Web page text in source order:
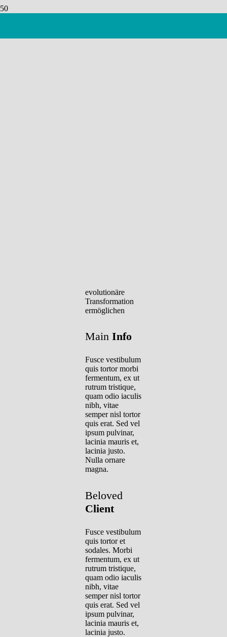
evolutionäre
Transformation
ermöglichen
Main Info
Fusce vestibulum
quis tortor morbi
fermentum, ex ut
rutrum tristique,
quam odio iaculis
nibh, vitae
semper nisl tortor
quis erat. Sed vel
ipsum pulvinar,
lacinia mauris et,
lacinia justo.
Nulla ornare
magna.
Beloved
Client
Fusce vestibulum
quis tortor et
sodales. Morbi
fermentum, ex ut
rutrum tristique,
quam odio iaculis
nibh, vitae
semper nisl tortor
quis erat. Sed vel
ipsum pulvinar,
lacinia mauris et,
lacinia justo.